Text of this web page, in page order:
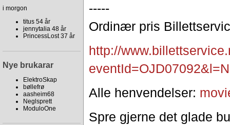
i morgon
titus 54 år
jennytalia 48 år
PrincessLost 37 år
Nye brukarar
ElektroSkap
bøllefrø
aasheim68
Neglsprett
ModuloOne
-----
Ordinær pris
http://
eventId=OJD07092&
Alle henvendelser:
Spre gjerne det glade